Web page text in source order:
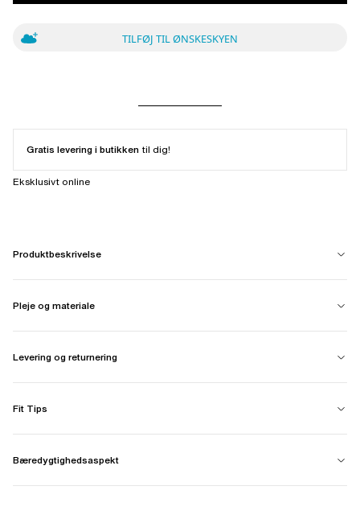
TILFØJ TIL ØNSKESKYEN
Gratis levering i butikken til dig!
Eksklusivt online
Produktbeskrivelse
Pleje og materiale
Levering og returnering
Fit Tips
Bæredygtighedsaspekt